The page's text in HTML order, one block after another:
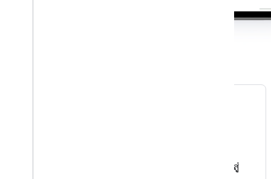
ให้ผู้ใช้เพิ่มตั๋วกิจกรรมลงในอุปกรณ์เคลื่อนที่ จากนั้นเข้าสู่